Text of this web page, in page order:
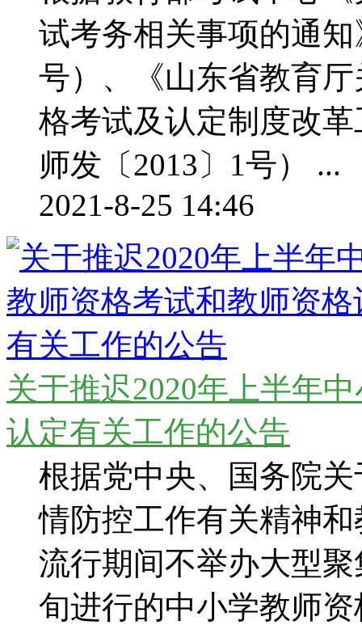
试考务相关事项的通
号）、《山东省教育
格考试及认定制度改
师发〔2013〕1号） ...
2021-8-25 14:46
关于推迟2020年上半年
认定有关工作的公告
根据党中央、国务院
情防控工作有关精神
流行期间不举办大型
旬进行的中小学教师